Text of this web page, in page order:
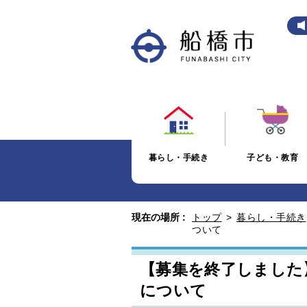
暮らし・手続き 子ども・教育
現在の場所 : トップ > 暮らし・手続き
ついて
【募集を終了しまし
について